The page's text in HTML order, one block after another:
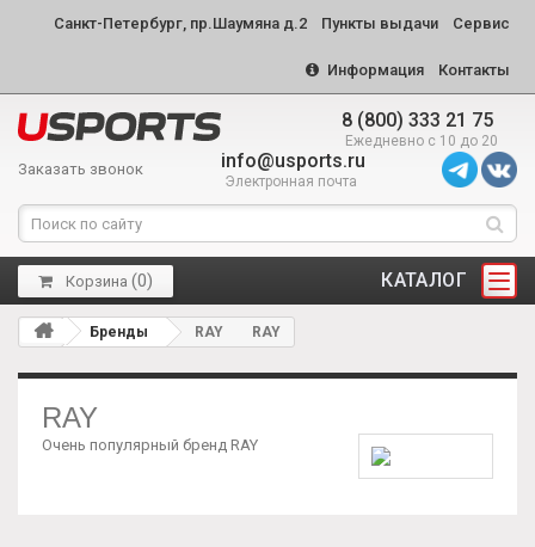
Санкт-Петербург, пр.Шаумяна д.2 Пункты выдачи Сервис
Информация Контакты
8 (800) 333 21 75
Ежедневно с 10 до 20
Заказать звонок info@usports.ru
Электронная почта
КАТАЛОГ
Корзина (0)
Бренды RAY RAY
RAY
Очень популярный бренд RAY